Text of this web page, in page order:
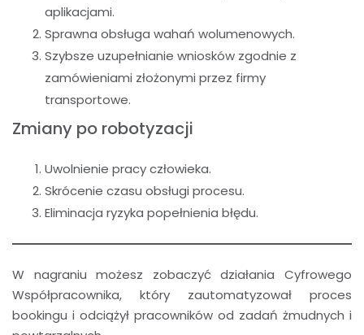
aplikacjami.
Sprawna obsługa wahań wolumenowych.
Szybsze uzupełnianie wniosków zgodnie z
zamówieniami złożonymi przez firmy
transportowe.
Zmiany po robotyzacji
Uwolnienie pracy człowieka.
Skrócenie czasu obsługi procesu.
Eliminacja ryzyka popełnienia błędu.
W nagraniu możesz zobaczyć działania Cyfrowego
Współpracownika, który zautomatyzował proces
bookingu i odciążył pracowników od zadań żmudnych i